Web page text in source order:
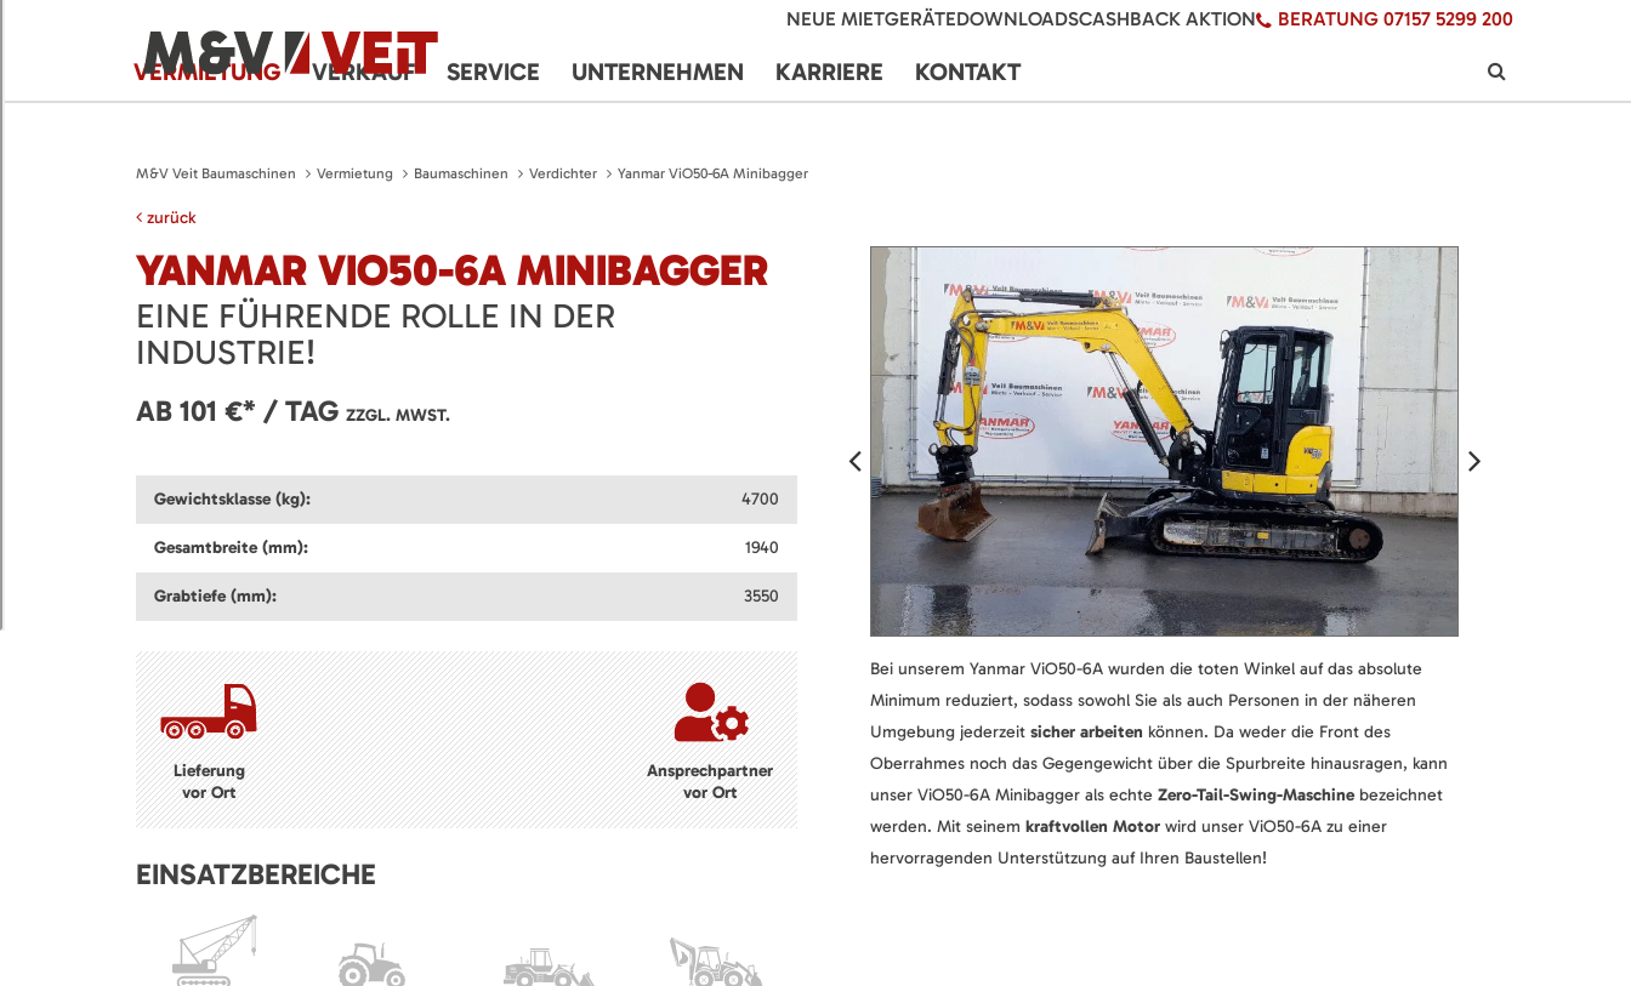
NEUE MIETGERÄTEDOWNLOADSCASHBACK AKTION BERATUNG 07157 5299 200
VERMIETUNG VERKAUF SERVICE UNTERNEHMEN KARRIERE KONTAKT
M&V Veit Baumaschinen Vermietung Baumaschinen Verdichter Yanmar ViO50-6A Minibagger
zurück
YANMAR VIO50-6A MINIBAGGER
EINE FÜHRENDE ROLLE IN DER
INDUSTRIE!
AB 101 €* / TAG ZZGL. MWST.
Gewichtsklasse (kg): 4700
Gesamtbreite (mm): 1940
Grabtiefe (mm): 3550
Lieferung
vor Ort
Ansprechpartner
vor Ort
EINSATZBEREICHE
Bei unserem Yanmar ViO50-6A wurden die toten Winkel auf das absolute
Minimum reduziert, sodass sowohl Sie als auch Personen in der näheren
Umgebung jederzeit sicher arbeiten können. Da weder die Front des
Oberrahmes noch das Gegengewicht über die Spurbreite hinausragen, kann
unser ViO50-6A Minibagger als echte Zero-Tail-Swing-Maschinebezeichnet
werden. Mit seinem kraftvollen Motor wird unser ViO50-6A zu einer
hervorragenden Unterstützung auf Ihren Baustellen!